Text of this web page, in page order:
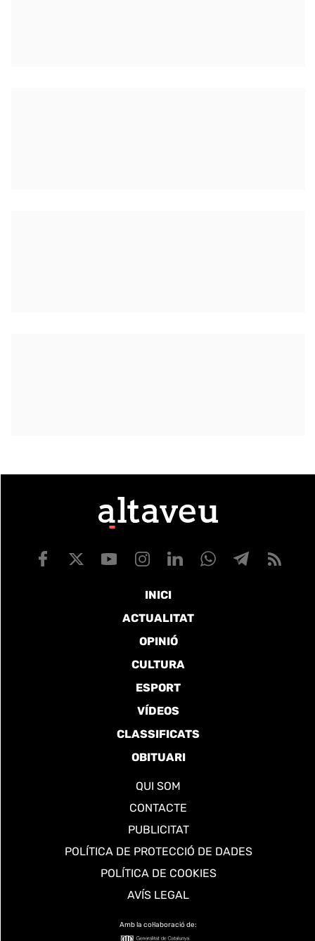
INICI
ACTUALITAT
OPINIÓ
CULTURA
ESPORT
VÍDEOS
CLASSIFICATS
OBITUARI
QUI SOM
CONTACTE
PUBLICITAT
POLÍTICA DE PROTECCIÓ DE DADES
POLÍTICA DE COOKIES
AVÍS LEGAL
Amb la col·laboració de: